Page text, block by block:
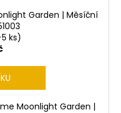
Garden | Měsíční
ks)
Moonlight Garden |